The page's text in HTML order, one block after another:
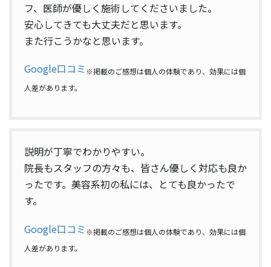
フ、医師が優しく施術してくださいました。
安心してきても大丈夫だと思います。
また行こうかなと思います。
Google口コミ ※掲載のご感想は個人の体験であり、効果には個
人差があります。
説明が丁寧でわかりやすい。
院長もスタッフの方々も、皆さん優しく対応も良か
ったです。美容系初の私には、とても良かったで
す。
Google口コミ ※掲載のご感想は個人の体験であり、効果には個
人差があります。